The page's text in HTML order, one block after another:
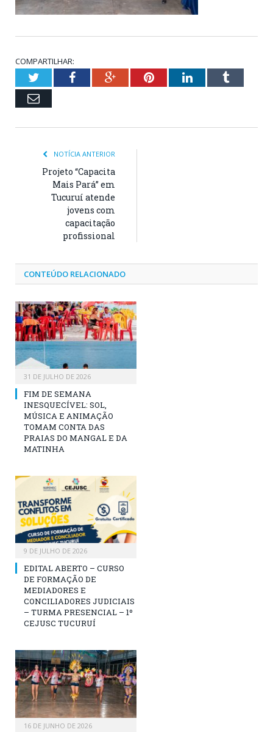
COMPARTILHAR:
TwitterFacebookGoogle+PinterestLinkedInTumblr
Email
NOTÍCIA ANTERIOR
Projeto “Capacita
Mais Pará” em
Tucuruí atende
jovens com
capacitação
profissional
CONTEÚDO RELACIONADO
31 DE JULHO DE 2026
FIM DE SEMANA
INESQUECÍVEL: SOL,
MÚSICA E ANIMAÇÃO
TOMAM CONTA DAS
PRAIAS DO MANGAL E DA
MATINHA
9 DE JULHO DE 2026
EDITAL ABERTO – CURSO
DE FORMAÇÃO DE
MEDIADORES E
CONCILIADORES JUDICIAIS
– TURMA PRESENCIAL – 1º
CEJUSC TUCURUÍ
16 DE JUNHO DE 2026